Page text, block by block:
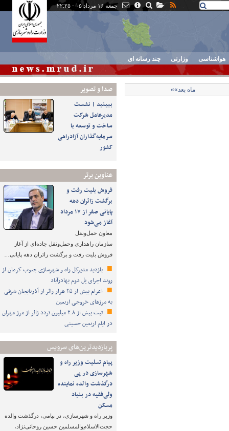
جمعه ۱۶ مرداد ۰۵ - ۲۲:۲۵
هواشناسی وزارتی چند رسانه ای
صدا و تصوير
ببینید | نشست
مدیرعامل شرکت
ساخت و توسعه با
سرمایه‌گذاران آزادراهی
کشور
عناوین برتر
فروش بلیت رفت و
برگشت زائران دهه
پایانی صفر از ۱۷ مرداد
آغاز می‌شود
معاون حمل‌ونقل
سازمان راهداری وحمل‌ونقل جاده‌ای از آغاز
فروش بلیت رفت و برگشت زائران دهه پایانی…
بازدید مدیرکل راه و شهرسازی جنوب کرمان از
روند اجرای پل دوم بهادرآباد
اعزام بیش از ۲۵ هزار زائر از آذربایجان شرقی
به مرزهای خروجی اربعین
ثبت بیش از ۲.۸ میلیون تردد زائر از مرز مهران
در ایام اربعین حسینی
پربازدیدترین‌های سرویس
پیام تسلیت وزیر راه و
شهرسازی در پی
درگذشت والده نماینده
ولی‌فقیه در بنیاد
مسکن
وزیر راه و شهرسازی، در پیامی، درگذشت والده
حجت‌الاسلام‌والمسلمین حسین روحانی‌نژاد،
ماه بعد»»